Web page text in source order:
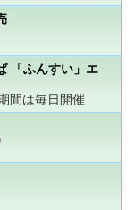
「ふんすい」エ
間は毎日開催